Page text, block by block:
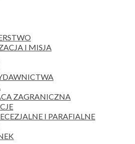
I MISJA
ZAGRANICZNA
I PARAFIALNE